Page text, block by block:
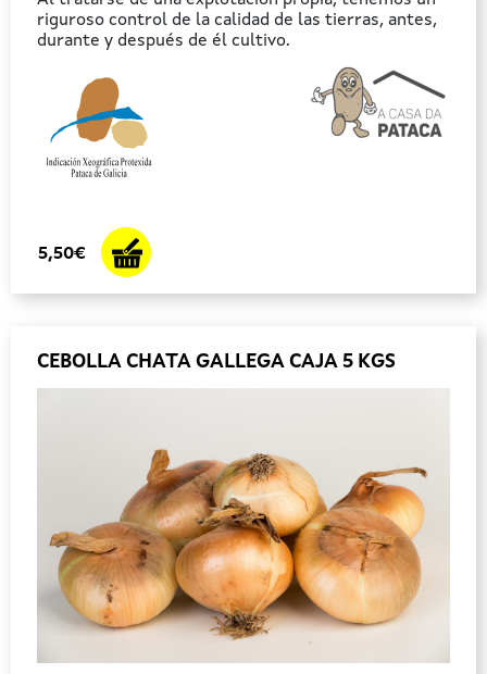
riguroso control de la calidad de las tierras, antes,
durante y después de él cultivo.
5,50€
CEBOLLA CHATA GALLEGA CAJA 5 KGS